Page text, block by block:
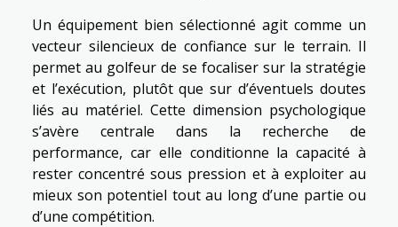
Un équipement bien sélectionné agit comme un
vecteur silencieux de confiance sur le terrain. Il
permet au golfeur de se focaliser sur la stratégie
et l’exécution, plutôt que sur d’éventuels doutes
liés au matériel. Cette dimension psychologique
s’avère centrale dans la recherche de
performance, car elle conditionne la capacité à
rester concentré sous pression et à exploiter au
mieux son potentiel tout au long d’une partie ou
d’une compétition.